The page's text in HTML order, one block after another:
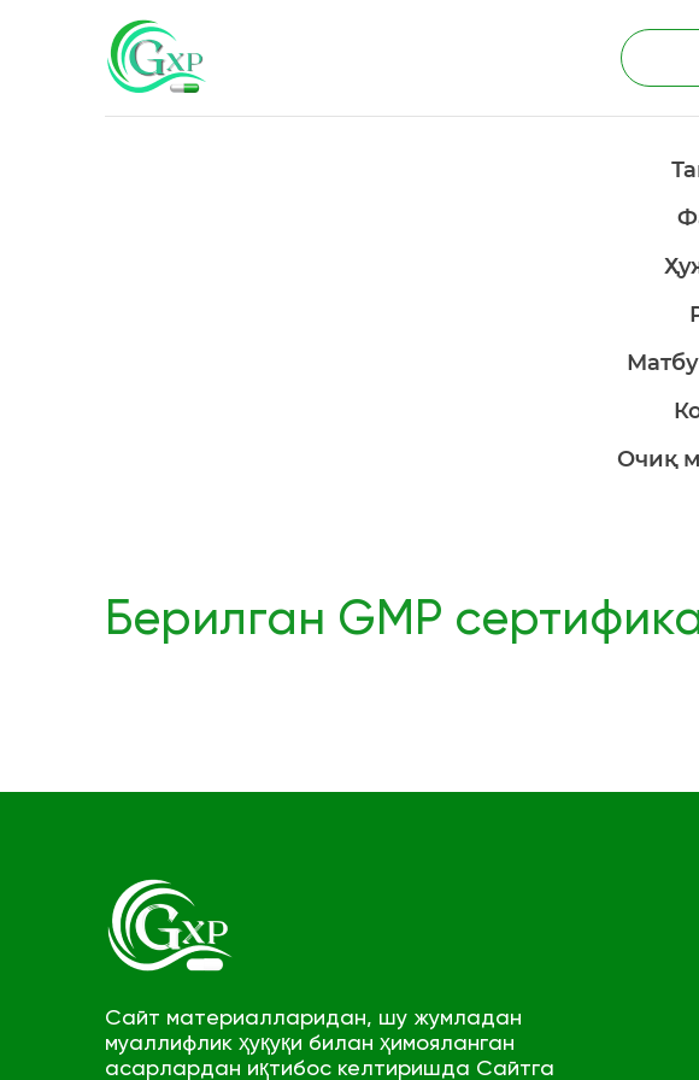
Очиқ
Берилган GMP
Сайт материалларидан, шу жумладан
муаллифлик ҳуқуқи билан ҳимояланган
асарлардан иқтибос келтиришда Сайтга